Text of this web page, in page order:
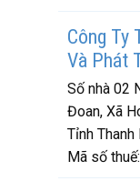
Công Ty
Và Phát
Số nhà 02
Đoan, Xã
Tỉnh Thanh
Mã số thuế: